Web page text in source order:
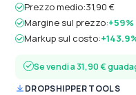
Prezzo medio:31,90 €
Margine sul prezzo:+59%
Markup sul costo:
Se vendi a 31,90 €
DROPSHIPPER TOOLS